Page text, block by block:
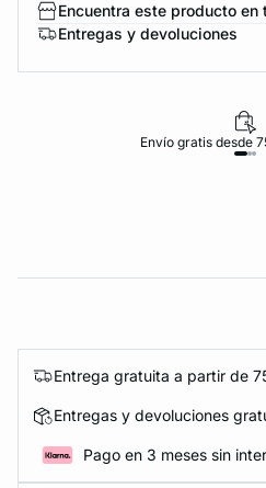
Encuentra este producto en
Entregas y devoluciones
Envío gratis desde
Entrega gratuita a partir de
Entregas y devoluciones
Pago en 3 meses sin